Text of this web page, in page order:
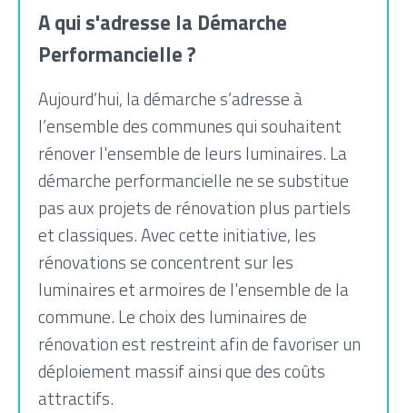
A qui s'adresse la Démarche
Performancielle ?
Aujourd’hui, la démarche s’adresse à
l’ensemble des communes qui souhaitent
rénover l'ensemble de leurs luminaires. La
démarche performancielle ne se substitue
pas aux projets de rénovation plus partiels
et classiques. Avec cette initiative, les
rénovations se concentrent sur les
luminaires et armoires de l'ensemble de la
commune. Le choix des luminaires de
rénovation est restreint afin de favoriser un
déploiement massif ainsi que des coûts
attractifs.